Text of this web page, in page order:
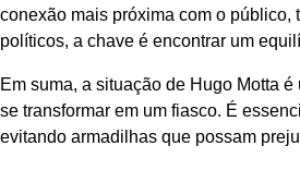
conexão mais próxima com o
políticos, a chave é encontrar um
Em suma, a situação de Hugo Motta
se transformar em um fiasco. É
evitando armadilhas que possam